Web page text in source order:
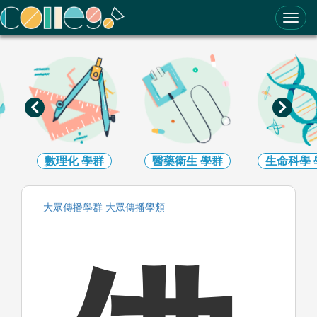
ColleGo! 大學選才與高中育才輔助系統
數理化學群 醫藥衛生 學群 生命科學
大眾傳播學群 大眾傳播學類